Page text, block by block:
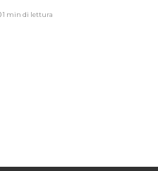
1 min di lettura